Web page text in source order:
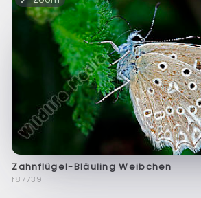
Zahnflügel-Bläuling Weibchen
f87739